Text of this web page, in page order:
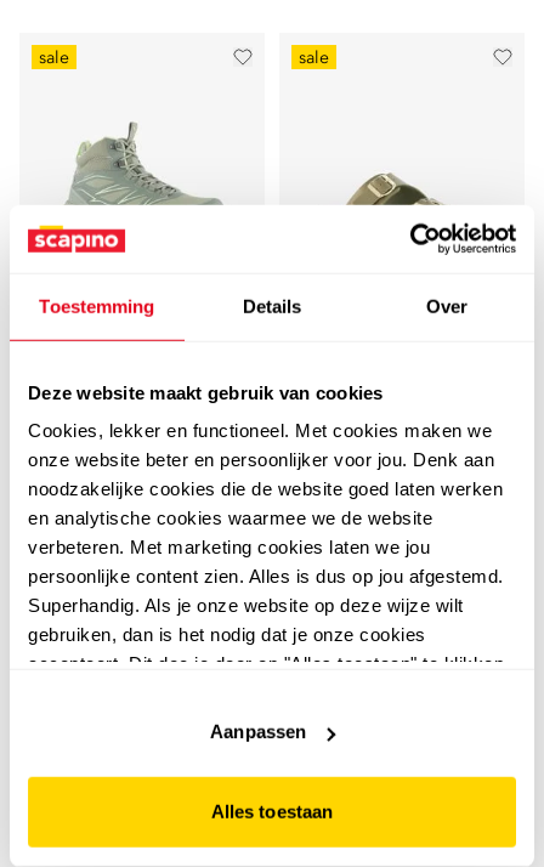
Toestemming Details Over
Deze website maakt gebruik van cookies
Cookies, lekker en functioneel. Met cookies maken we
onze website beter en persoonlijker voor jou. Denk aan
noodzakelijke cookies die de website goed laten werken
en analytische cookies waarmee we de website
verbeteren. Met marketing cookies laten we jou
persoonlijke content zien. Alles is dus op jou afgestemd.
Superhandig. Als je onze website op deze wijze wilt
gebruiken, dan is het nodig dat je onze cookies
accepteert. Dit doe je door op "Alles toestaan" te klikken.
website niet optimaal functioneert.
Aanpassen
Alles toestaan
sale
5,0
Mountain Peak
wandelschoenen cat. A
B groen
54,993500
sale
groen
44,992500
Blue Box Blue Box